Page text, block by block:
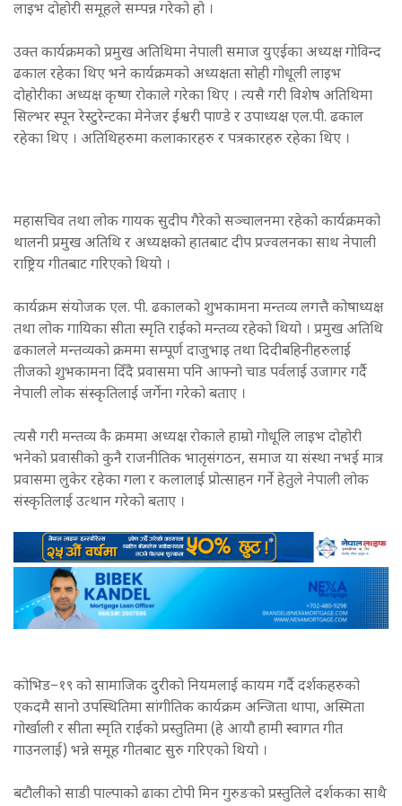
लाइभ दोहोरी समूहले सम्पन्न गरेको हो ।
उक्त कार्यक्रमको प्रमुख अतिथिमा नेपाली समाज युएईका अध्यक्ष गोविन्द
ढकाल रहेका थिए भने कार्यक्रमको अध्यक्षता सोही गोधूली लाइभ
दोहोरीका अध्यक्ष कृष्ण रोकाले गरेका थिए । त्यसै गरी विशेष अतिथिमा
सिल्भर स्पून रेस्टुरेन्टका मेनेजर ईश्वरी पाण्डे र उपाध्यक्ष एल.पी. ढकाल
रहेका थिए । अतिथिहरुमा कलाकारहरु र पत्रकारहरु रहेका थिए ।
महासचिव तथा लोक गायक सुदीप गैरेको सञ्चालनमा रहेको कार्यक्रमको
थालनी प्रमुख अतिथि र अध्यक्षको हातबाट दीप प्रज्वलनका साथ नेपाली
राष्ट्रिय गीतबाट गरिएको थियो ।
कार्यक्रम संयोजक एल. पी. ढकालको शुभकामना मन्तव्य लगत्तै कोषाध्यक्ष
तथा लोक गायिका सीता स्मृति राईको मन्तव्य रहेको थियो । प्रमुख अतिथि
ढकालले मन्तव्यको क्रममा सम्पूर्ण दाजुभाइ तथा दिदीबहिनीहरुलाई
तीजको शुभकामना दिँदै प्रवासमा पनि आफ्नो चाड पर्वलाई उजागर गर्दै
नेपाली लोक संस्कृतिलाई जर्गेना गरेको बताए ।
त्यसै गरी मन्तव्य कै क्रममा अध्यक्ष रोकाले हाम्रो गोधूलि लाइभ दोहोरी
भनेको प्रवासीको कुनै राजनीतिक भातृसंगठन, समाज या संस्था नभई मात्र
प्रवासमा लुकेर रहेका गला र कलालाई प्रोत्साहन गर्ने हेतुले नेपाली लोक
संस्कृतिलाई उत्थान गरेको बताए ।
कोभिड–१९ को सामाजिक दुरीको नियमलाई कायम गर्दै दर्शकहरुको
एकदमै सानो उपस्थितिमा सांगीतिक कार्यक्रम अन्जिता थापा, अस्मिता
गोर्खाली र सीता स्मृति राईको प्रस्तुतिमा (हे आयौ हामी स्वागत गीत
गाउनलाई) भन्ने समूह गीतबाट सुरु गरिएको थियो ।
बटौलीको साडी पाल्पाको ढाका टोपी मिन गुरुङको प्रस्तुतिले दर्शकका साथै